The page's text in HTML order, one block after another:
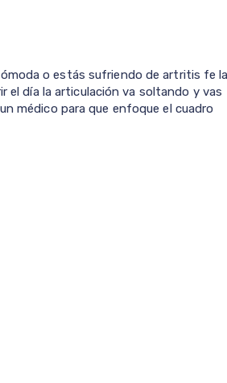
o estás sufriendo de artritis fe la
el día la articulación va soltando y vas
médico para que enfoque el cuadro